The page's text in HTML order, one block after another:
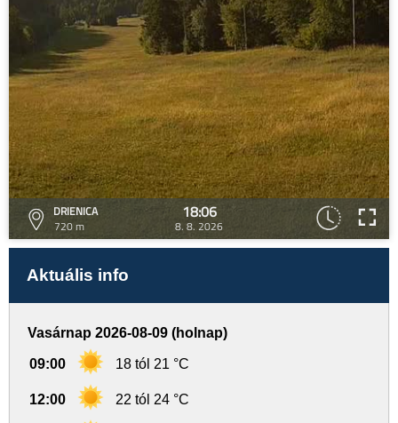
DRIENICA
720 m
18:06
8. 8. 2026
Aktuális info
Vasárnap 2026-08-09 (holnap)
09:00 18 tól 21 °C
12:00 22 tól 24 °C